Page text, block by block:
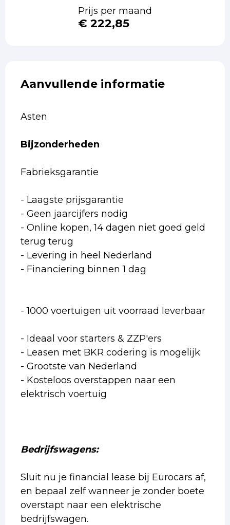
Prijs per maand
€ 222,85
Aanvullende informatie
Asten
Bijzonderheden
Fabrieksgarantie
- Laagste prijsgarantie
- Geen jaarcijfers nodig
- Online kopen, 14 dagen niet goed geld
terug terug
- Levering in heel Nederland
- Financiering binnen 1 dag
- 1000 voertuigen uit voorraad leverbaar
- Ideaal voor starters & ZZP'ers
- Leasen met BKR codering is mogelijk
- Grootste van Nederland
- Kosteloos overstappen naar een
elektrisch voertuig
Bedrijfswagens:
Sluit nu je financial lease bij Eurocars af,
en bepaal zelf wanneer je zonder boete
overstapt naar een elektrische
bedrijfswagen.